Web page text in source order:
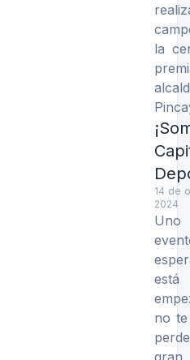
la
14 de
2024
no
gran